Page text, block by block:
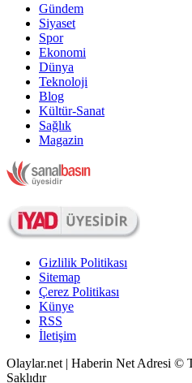
Gündem
Siyaset
Spor
Ekonomi
Dünya
Teknoloji
Blog
Kültür-Sanat
Sağlık
Magazin
Gizlilik Politikası
Sitemap
Çerez Politikası
Künye
RSS
İletişim
Olaylar.net | Haberin Net Adresi ©
Saklıdır